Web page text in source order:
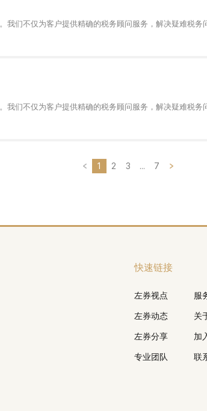
我们不仅为客户提供精确的税务顾问服务，解决疑难税
我们不仅为客户提供精确的税务顾问服务，解决疑难税
1 2 3 ... 7
快速链接
左券视点
左券动态
左券分享
专业团队
服
关
加
联